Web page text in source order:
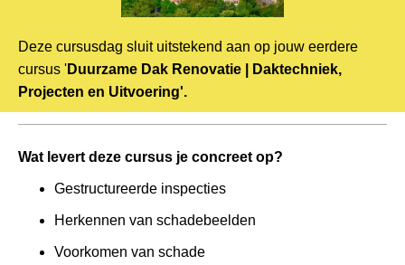
Deze cursusdag sluit uitstekend aan op jouw eerdere
cursus 'Duurzame Dak Renovatie | Daktechniek,
Projecten en Uitvoering'.
Wat levert deze cursus je concreet op?
Gestructureerde inspecties
Herkennen van schadebeelden
Voorkomen van schade